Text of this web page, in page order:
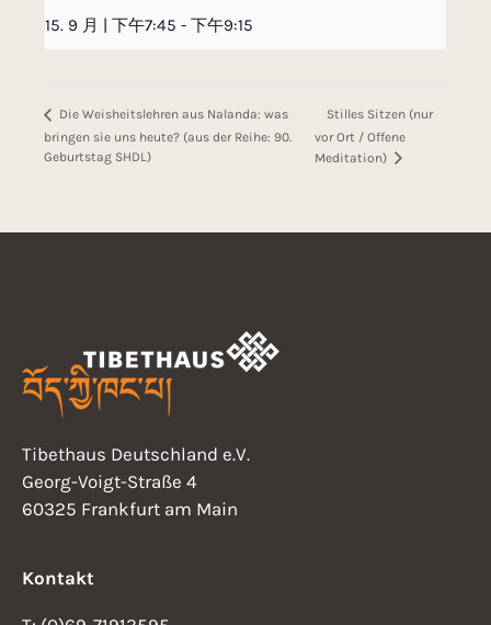
15. 9 月 | 下午7:45 - 下午9:15
Die Weisheitslehren aus Nalanda: was
bringen sie uns heute? (aus der Reihe: 90.
Geburtstag SHDL)
Stilles Sitzen (nur
vor Ort / Offene
Meditation)
Tibethaus Deutschland e.V.
Georg-Voigt-Straße 4
60325 Frankfurt am Main
Kontakt